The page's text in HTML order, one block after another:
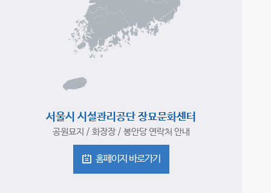
서울시 시설관리공단 장묘문화센터
공원묘지 / 화장장 / 봉안당 연락처 안내
홈페이지 바로가기